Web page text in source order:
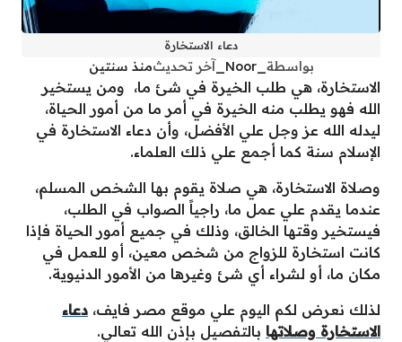
دعاء الاستخارة
بواسطة _Noor_ آخر تحديثمنذ سنتين
الاستخارة، هي طلب الخيرة في شئ ما، ومن يستخير
الله فهو يطلب منه الخيرة في أمر ما من أمور الحياة،
ليدله الله عز وجل علي الأفضل، وأن دعاء الاستخارة في
الإسلام سنة كما أجمع علي ذلك العلماء.
وصلاة الاستخارة، هي صلاة يقوم بها الشخص المسلم،
عندما يقدم علي عمل ما، راجياً الصواب في الطلب،
فيستخير وقتها الخالق، وذلك في جميع أمور الحياة فإذا
كانت استخارة للزواج من شخص معين، أو للعمل في
مكان ما، أو لشراء أي شئ وغيرها من الأمور الدنيوية.
لذلك نعرض لكم اليوم علي موقع مصر فايف، دعاء
الاستخارة وصلاتها بالتفصيل بإذن الله تعالي.